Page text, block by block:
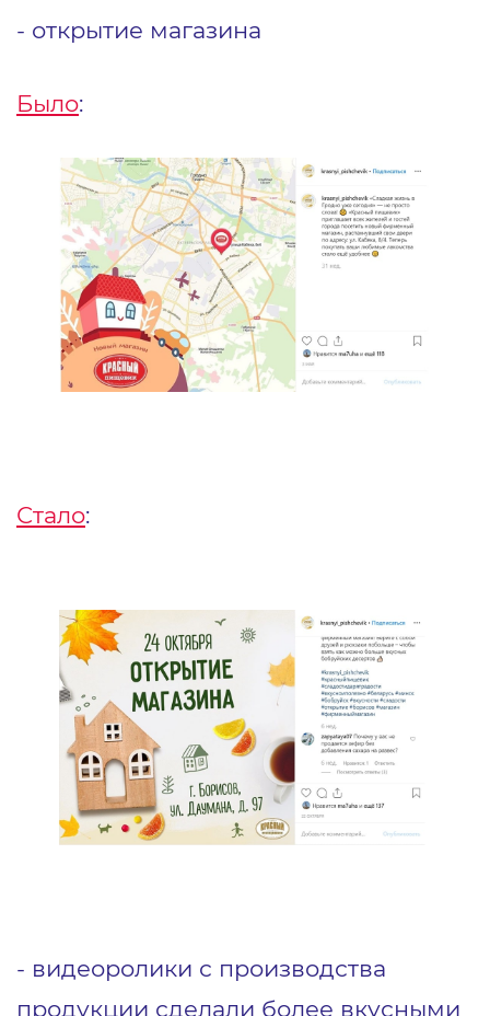
- открытие магазина
Было:
Стало:
- видеоролики с производства
продукции сделали более вкусными